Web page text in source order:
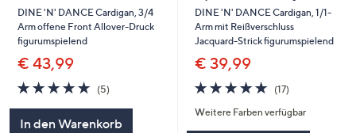
DINE 'N' DANCE Cardigan, 3/4
Arm offene Front Allover-Druck
figurumspielend
€ 43,99
5.0
von
(5)5
In den Warenkorb
DINE 'N' DANCE Cardigan, 1/1-
Arm mit Reißverschluss
Jacquard-Strick figurumspielend
€ 39,99
4.8
von
5
(17)17
Weitere Farben verfügbar